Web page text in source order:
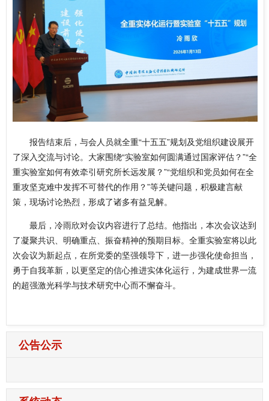
报告结束后，与会人员就全重“十五五”规划及党组织建设展开
了深入交流与讨论。大家围绕“实验室如何圆满通过国家评估？”“全
重实验室如何有效牵引研究所长远发展？”“党组织和党员如何在全
重攻坚克难中发挥不可替代的作用？”等关键问题，积极建言献
策，现场讨论热烈，形成了诸多有益见解。
最后，冷雨欣对会议内容进行了总结。他指出，本次会议达到
了凝聚共识、明确重点、振奋精神的预期目标。全重实验室将以此
次会议为新起点，在所党委的坚强领导下，进一步强化使命担当，
勇于自我革新，以更坚定的信心推进实体化运行，为建成世界一流
的超强激光科学与技术研究中心而不懈奋斗。
公告公示